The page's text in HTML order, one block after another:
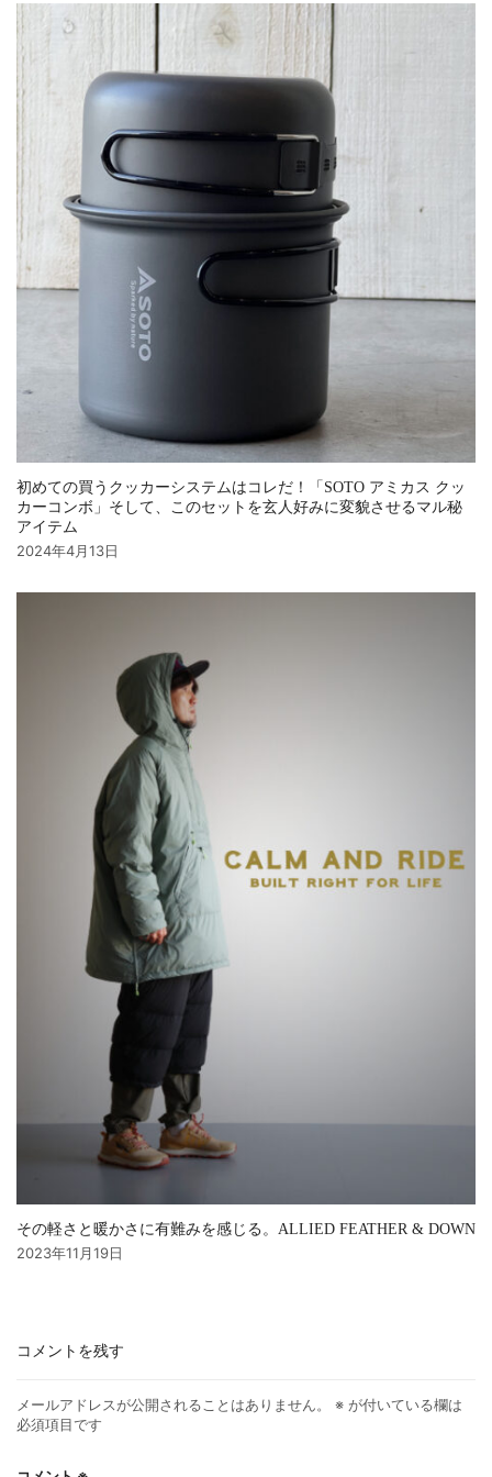
初めての買うクッカーシステムはコレだ！「SOTO アミカス クッ
カーコンボ」そして、このセットを玄人好みに変貌させるマル秘
アイテム
2024年4月13日
その軽さと暖かさに有難みを感じる。ALLIED FEATHER & DOWN
2023年11月19日
コメントを残す
メールアドレスが公開されることはありません。 ※ が付いている欄は
必須項目です